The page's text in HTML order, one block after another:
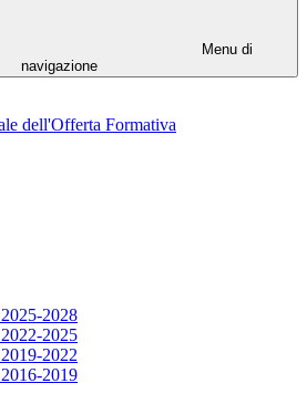
Menu di
navigazione
dell'Offerta Formativa
2028
2025
2022
2019